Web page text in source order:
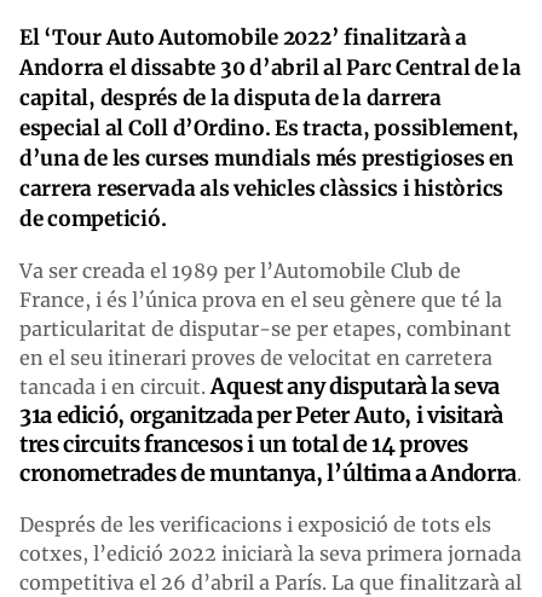
El ‘Tour Auto Automobile 2022’ finalitzarà a
Andorra el dissabte 30 d’abril al Parc Central de la
capital, després de la disputa de la darrera
especial al Coll d’Ordino. Es tracta, possiblement,
d’una de les curses mundials més prestigioses en
carrera reservada als vehicles clàssics i històrics
de competició.
Va ser creada el 1989 per l’Automobile Club de
France, i és l’única prova en el seu gènere que té la
particularitat de disputar-se per etapes, combinant
en el seu itinerari proves de velocitat en carretera
tancada i en circuit. Aquest any disputarà la seva
31a edició, organitzada per Peter Auto, i visitarà
tres circuits francesos i un total de 14 proves
cronometrades de muntanya, l’última a Andorra.
Després de les verificacions i exposició de tots els
cotxes, l’edició 2022 iniciarà la seva primera jornada
competitiva el 26 d’abril a París. La que finalitzarà al